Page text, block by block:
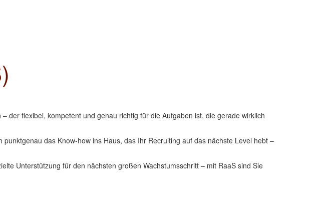
der flexibel, kompetent und genau richtig für die Aufgaben ist, die gerade wirklich
das Know-how ins Haus, das Ihr Recruiting auf das nächste Level hebt –
Unterstützung für den nächsten großen Wachstumsschritt – mit RaaS sind Sie